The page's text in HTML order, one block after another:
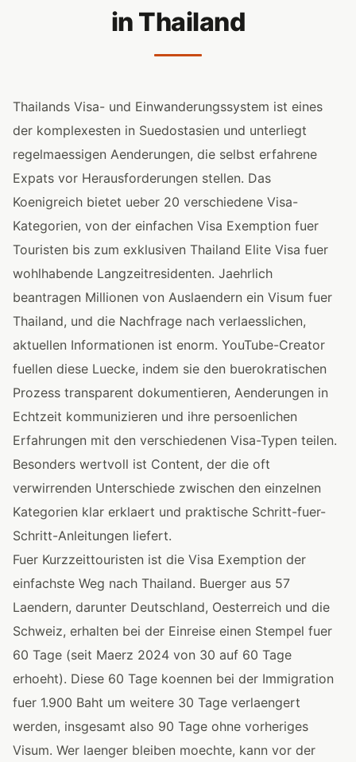
in Thailand
Thailands Visa- und Einwanderungssystem ist eines
der komplexesten in Suedostasien und unterliegt
regelmaessigen Aenderungen, die selbst erfahrene
Expats vor Herausforderungen stellen. Das
Koenigreich bietet ueber 20 verschiedene Visa-
Kategorien, von der einfachen Visa Exemption fuer
Touristen bis zum exklusiven Thailand Elite Visa fuer
wohlhabende Langzeitresidenten. Jaehrlich
beantragen Millionen von Auslaendern ein Visum fuer
Thailand, und die Nachfrage nach verlaesslichen,
aktuellen Informationen ist enorm. YouTube-Creator
fuellen diese Luecke, indem sie den buerokratischen
Prozess transparent dokumentieren, Aenderungen in
Echtzeit kommunizieren und ihre persoenlichen
Erfahrungen mit den verschiedenen Visa-Typen teilen.
Besonders wertvoll ist Content, der die oft
verwirrenden Unterschiede zwischen den einzelnen
Kategorien klar erklaert und praktische Schritt-fuer-
Schritt-Anleitungen liefert.
Fuer Kurzzeittouristen ist die Visa Exemption der
einfachste Weg nach Thailand. Buerger aus 57
Laendern, darunter Deutschland, Oesterreich und die
Schweiz, erhalten bei der Einreise einen Stempel fuer
60 Tage (seit Maerz 2024 von 30 auf 60 Tage
erhoeht). Diese 60 Tage koennen bei der Immigration
fuer 1.900 Baht um weitere 30 Tage verlaengert
werden, insgesamt also 90 Tage ohne vorheriges
Visum. Wer laenger bleiben moechte, kann vor der